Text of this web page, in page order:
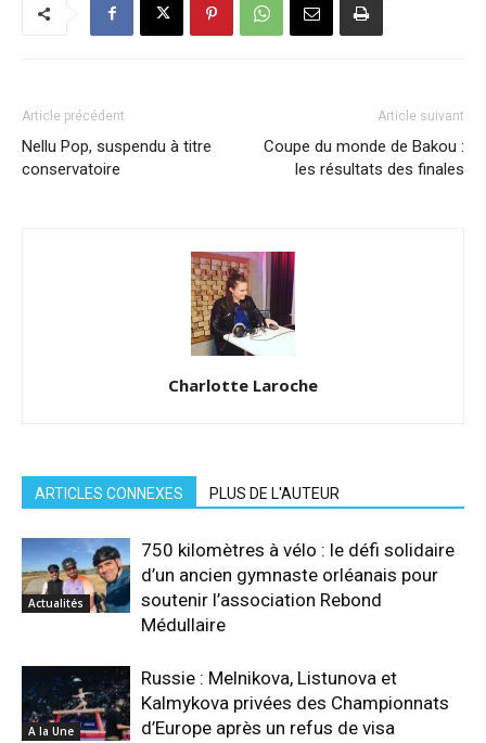
Article précédent
Nellu Pop, suspendu à titre
conservatoire
Article suivant
Coupe du monde de Bakou :
les résultats des finales
Charlotte Laroche
ARTICLES CONNEXES PLUS DE L'AUTEUR
Actualités
750 kilomètres à vélo : le défi solidaire
d’un ancien gymnaste orléanais pour
soutenir l’association Rebond
Médullaire
A la Une
Russie : Melnikova, Listunova et
Kalmykova privées des Championnats
d’Europe après un refus de visa